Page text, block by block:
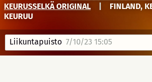
KEURUSSELKÄ ORIGINAL
FINLAND,
KEURUU
Liikuntapuisto 7/10/23 15:05